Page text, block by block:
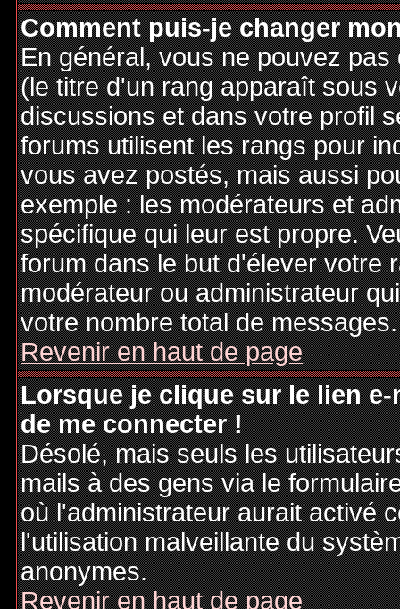
Comment puis-je changer
En général, vous ne pouvez
(le titre d'un rang apparaît sous
discussions et dans votre profil
forums utilisent les rangs pour
vous avez postés, mais aussi
exemple : les modérateurs et
spécifique qui leur est propre.
forum dans le but d'élever votre
modérateur ou administrateur
votre nombre total de messages.
Revenir en haut de page
Lorsque je clique sur le lien
de me connecter !
Désolé, mais seuls les
mails à des gens via le
où l'administrateur aurait activé
l'utilisation malveillante du
anonymes.
Revenir en haut de page